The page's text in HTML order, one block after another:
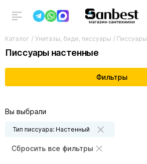
Каталог / Унитазы, биде, писсуары / Писсуары
Писсуары настенные
Фильтры
Вы выбрали
Тип писсуара: Настенный
Сбросить все фильтры